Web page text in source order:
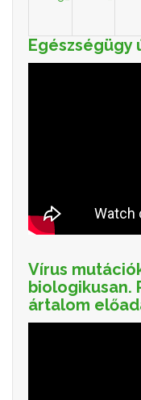
Egészségügy
Vírus
biologikusan.
ártalom